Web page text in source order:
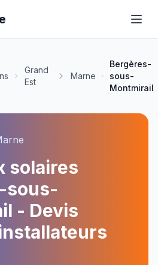
Grand
Est
Marne
Bergères-
sous-
Montmirail
solaires
sous-
- Devis